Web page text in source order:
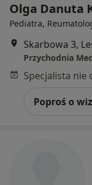
Olga Danuta
Pediatra,
Skarbowa 3,
Przychodnia
Poproś o